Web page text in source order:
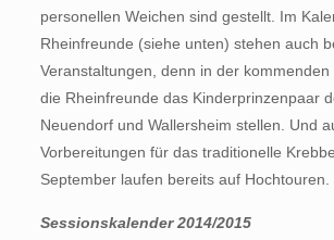
personellen Weichen sind gestellt. Im
Rheinfreunde (siehe unten) stehen auch
Veranstaltungen, denn in der kommenden
die Rheinfreunde das Kinderprinzenpaar
Neuendorf und Wallersheim stellen. Und
Vorbereitungen für das traditionelle
September laufen bereits auf Hochtouren.
Sessionskalender 2014/2015